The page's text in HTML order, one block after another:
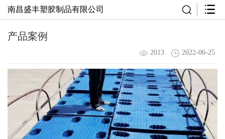
南昌盛丰塑胶制品有限公司
产品案例
2013 2022-06-25